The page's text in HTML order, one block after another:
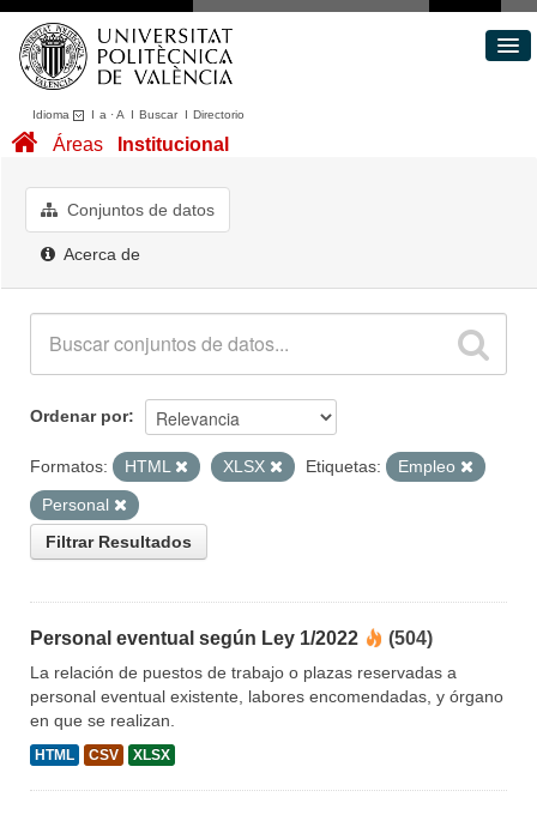
Idioma I a ·A I BuscarI Directorio
Conjuntos de datos
Acerca de
Áreas Institucional
Conjuntos de datos
Acerca de
Ordenar por
Formatos: HTML XLSX Etiquetas:
Empleo
Personal
Filtrar Resultados
Personal eventual según Ley 1/2022 (504)
La relación de puestos de trabajo o plazas reservadas a
personal eventual existente, labores encomendadas, y órgano
en que se realizan.
HTML CSV XLSX